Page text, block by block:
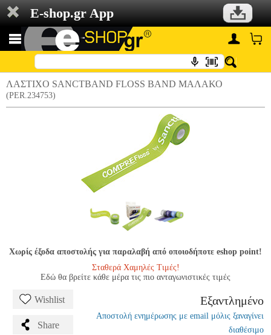
E-shop.gr App
ΛΑΣΤΙΧΟ SANCTBAND FLOSS BAND ΜΑΛΑΚΟ
(PER.234753)
Χωρίς έξοδα αποστολής για παραλαβή από οποιοδήποτε eshop point!
Σταθερά Χαμηλές Τιμές!
Εδώ θα βρείτε κάθε μέρα τις πιο ανταγωνιστικές τιμές
Wishlist
Share
Εξαντλημένο
Αποστολή ενημέρωσης με email μόλις ξαναγίνει
διαθέσιμο